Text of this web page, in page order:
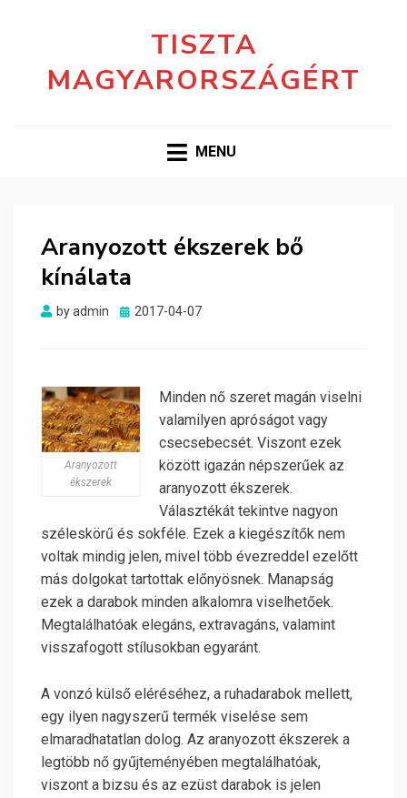
TISZTA
MAGYARORSZÁGÉRT
MENU
Aranyozott ékszerek bő
kínálata
byadmin
Posted
2017-04-07
Aranyozott
ékszerek
Minden nő szeret magán viselni
valamilyen apróságot vagy
csecsebecsét. Viszont ezek
között igazán népszerűek az
aranyozott ékszerek.
Választékát tekintve nagyon
széleskörű és sokféle. Ezek a kiegészítők nem
voltak mindig jelen, mivel több évezreddel ezelőtt
más dolgokat tartottak előnyösnek. Manapság
ezek a darabok minden alkalomra viselhetőek.
Megtalálhatóak elegáns, extravagáns, valamint
visszafogott stílusokban egyaránt.
A vonzó külső eléréséhez, a ruhadarabok mellett,
egy ilyen nagyszerű termék viselése sem
elmaradhatatlan dolog. Az aranyozott ékszerek a
legtöbb nő gyűjteményében megtalálhatóak,
viszont a bizsu és az ezüst darabok is jelen